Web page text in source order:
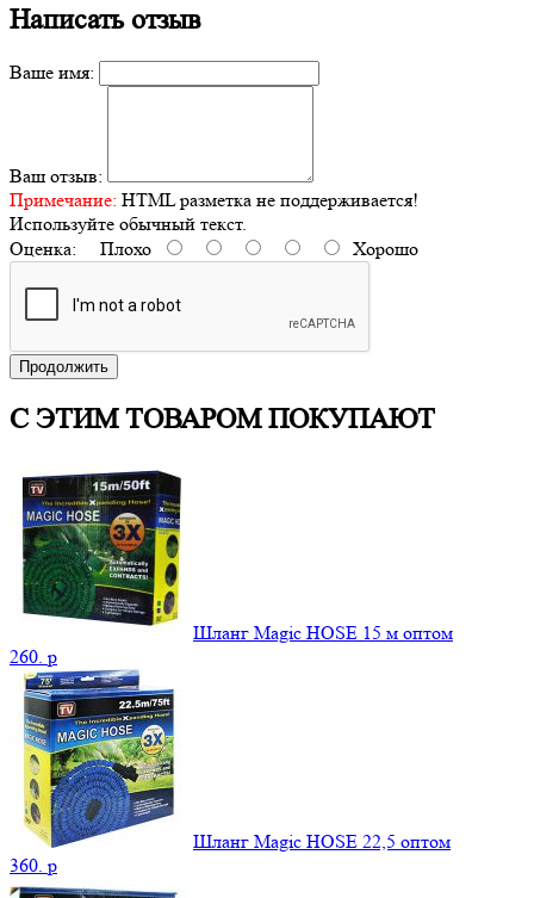
Написать отзыв
Ваше имя:
Ваш отзыв:
Примечание: HTML разметка не поддерживается!
Используйте обычный текст.
Оценка: Плохо Хорошо
Продолжить
С ЭТИМ ТОВАРОМ ПОКУПАЮТ
Шланг Magic HOSE 15 м оптом
260. p
Шланг Magic HOSE 22,5 оптом
360. p